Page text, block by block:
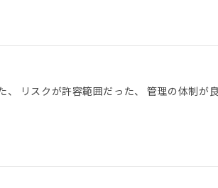
リスクが許容範囲だった、 管理の体制が